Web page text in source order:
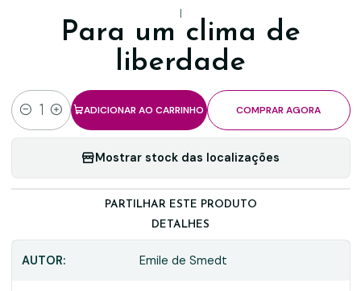
|
Para um clima de
liberdade
Quantidade
ADICIONAR AO CARRINHO COMPRAR AGORA
Mostrar stock das localizações
PARTILHAR ESTE PRODUTO
DETALHES
AUTOR: Emile de Smedt